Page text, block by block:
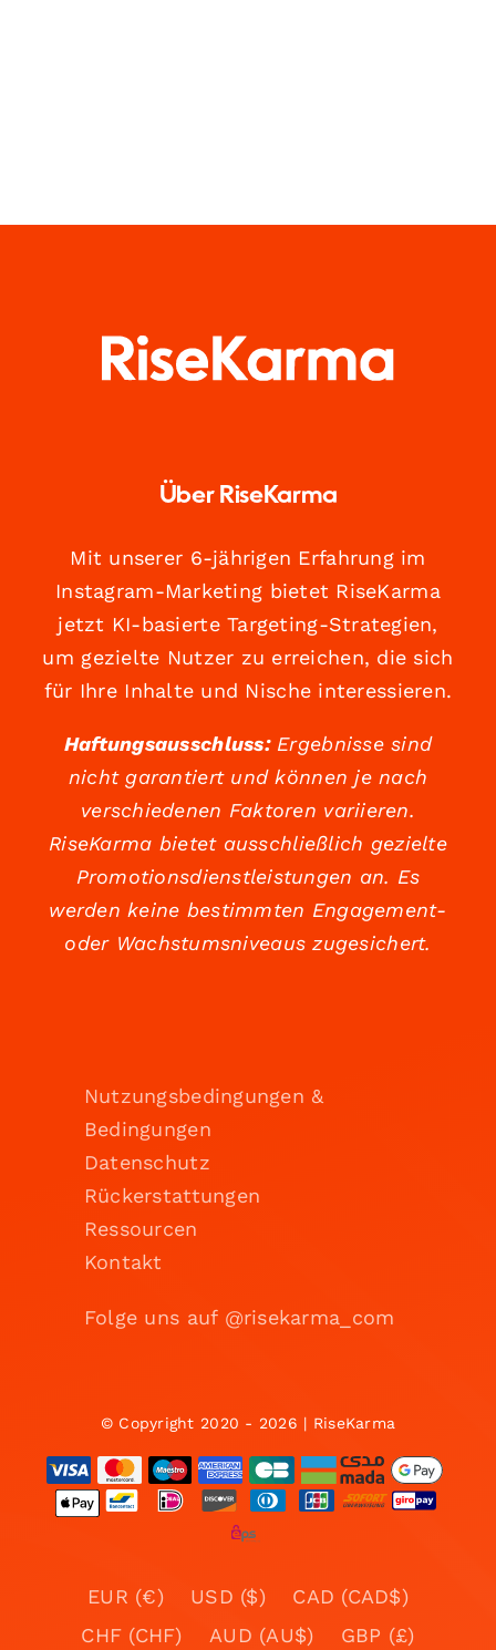
Über RiseKarma
Mit unserer 6-jährigen Erfahrung im
Instagram-Marketing bietet RiseKarma
jetzt KI-basierte Targeting-Strategien,
um gezielte Nutzer zu erreichen, die sich
für Ihre Inhalte und Nische interessieren.
Haftungsausschluss:Ergebnisse sind
nicht garantiert und können je nach
verschiedenen Faktoren variieren.
RiseKarma bietet ausschließlich gezielte
Promotionsdienstleistungen an. Es
werden keine bestimmten Engagement-
oder Wachstumsniveaus zugesichert.
Nutzungsbedingungen &
Bedingungen
Datenschutz
Rückerstattungen
Ressourcen
Kontakt
Folge uns auf @risekarma_com
© Copyright 2020 - 2026 | RiseKarma
EUR (€) USD ($)
CAD (CAD$)
CHF (CHF)
AUD (AU$)
GBP (£)